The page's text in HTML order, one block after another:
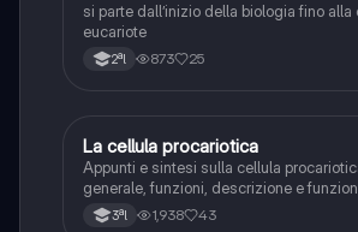
si parte dall’inizio della biologia fino alla
eucariote
2ªl 873 25
Scienze
La cellula procariotica
Appunti e sintesi sulla cellula
generale, funzioni, descrizione e
organuli, fattori di crescita ambientale.
3ªl 1,938 43